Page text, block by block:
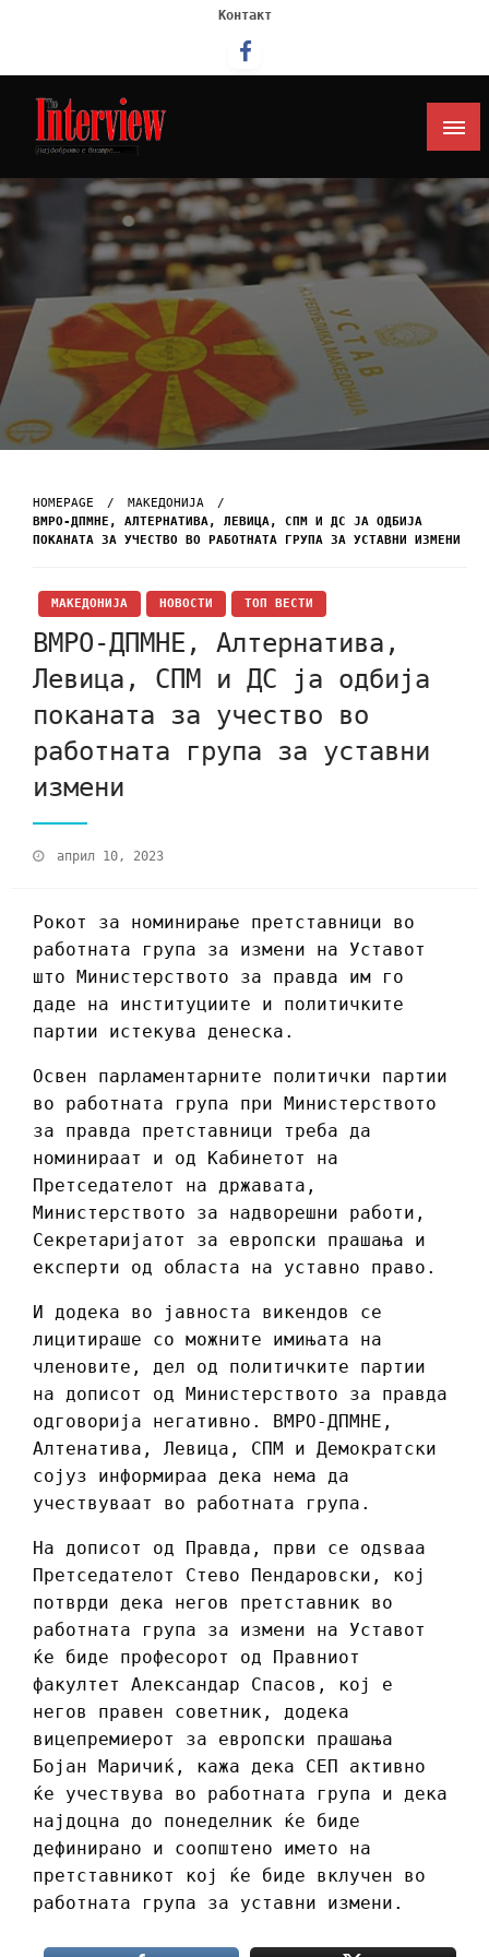
Контакт
Интервју
HOMEPAGE
МАКЕДОНИЈА
ВМРО-ДПМНЕ, АЛТЕРНАТИВА, ЛЕВИЦА, СПМ И ДС ЈА ОДБИЈА
ПОКАНАТА ЗА УЧЕСТВО ВО РАБОТНАТА ГРУПА ЗА УСТАВНИ ИЗМЕНИ
МАКЕДОНИЈА НОВОСТИ ТОП ВЕСТИ
ВМРО-ДПМНЕ, Алтернатива,
Левица, СПМ и ДС ја одбија
поканата за учество во
работната група за уставни
измени
април 10, 2023
Рокот за номинирање претставници во
работната група за измени на Уставот
што Министерството за правда им го
даде на институциите и политичките
партии истекува денеска.
Освен парламентарните политички партии
во работната група при Министерството
за правда претставници треба да
номинираат и од Кабинетот на
Претседателот на државата,
Министерството за надворешни работи,
Секретаријатот за европски прашања и
експерти од областа на уставно право.
И додека во јавноста викендов се
лицитираше со можните имињата на
членовите, дел од политичките партии
на дописот од Министерството за правда
одговорија негативно. ВМРО-ДПМНЕ,
Алтенатива, Левица, СПМ и Демократски
сојуз информираа дека нема да
учествуваат во работната група.
На дописот од Правда, први се одѕваа
Претседателот Стево Пендаровски, кој
потврди дека негов претставник во
работната група за измени на Уставот
ќе биде професорот од Правниот
факултет Александар Спасов, кој е
негов правен советник, додека
вицепремиерот за европски прашања
Бојан Маричиќ, кажа дека СЕП активно
ќе учествува во работната група и дека
најдоцна до понеделник ќе биде
дефинирано и соопштено името на
претставникот кој ќе биде вклучен во
работната група за уставни измени.